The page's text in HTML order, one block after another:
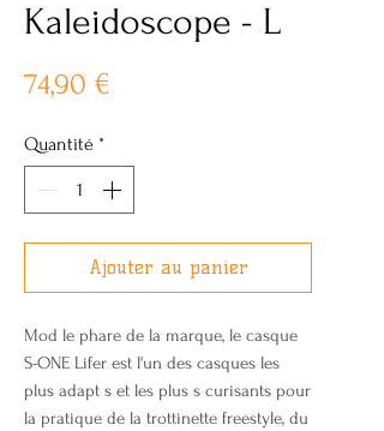
Kaleidoscope - L
74,90 €
Quantité *
Ajouter au panier
Mod le phare de la marque, le casque
S-ONE Lifer est l'un des casques les
plus adapt s et les plus s curisants pour
la pratique de la trottinette freestyle, du